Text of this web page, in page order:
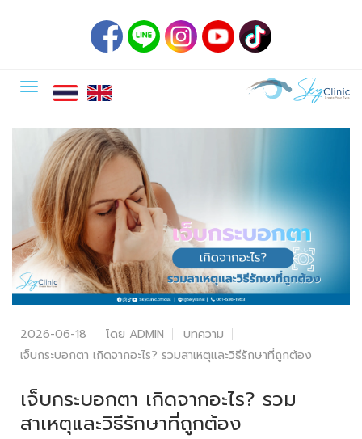
2026-06-18 โดย ADMIN
บทความ
เจ็บกระบอกตา เกิดจากอะไร? รวมสาเหตุและวิธีรักษาที่ถูกต้อง
เจ็บกระบอกตา เกิดจากอะไร? รวม
สาเหตุและวิธีรักษาที่ถูกต้อง